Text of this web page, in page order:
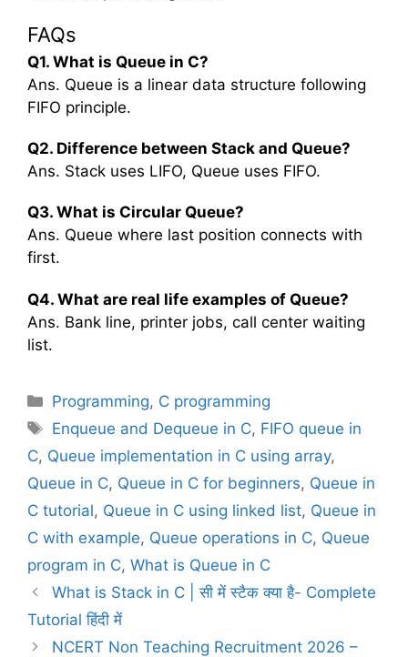
FAQs
Q1. What is Queue in C?
Ans. Queue is a linear data structure following
FIFO principle.
Q2. Difference between Stack and Queue?
Ans. Stack uses LIFO, Queue uses FIFO.
Q3. What is Circular Queue?
Ans. Queue where last position connects with
first.
Q4. What are real life examples of Queue?
Ans. Bank line, printer jobs, call center waiting
list.
C
a
e
g
o
r
e
s
Programming, C programming
T
a
s
Enqueue and Dequeue in C, FIFO queue in
C, Queue implementation in C using array,
Queue in C, Queue in C for beginners, Queue in
C tutorial, Queue in C using linked list, Queue in
C with example, Queue operations in C, Queue
program in C, What is Queue in C
What is Stack in C | सी में स्टैक क्या है- Complete
Tutorial हिंदी में
NCERT Non Teaching Recruitment 2026 –